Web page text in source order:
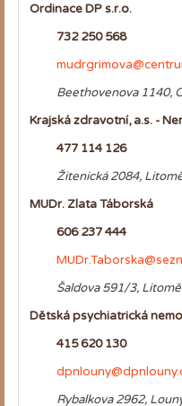
Ordinace DP s.r.o.
732 250 568
Beethovenova 1140,
Krajská zdravotní, a.s. -
477 114 126
Žitenická 2084,
MUDr. Zlata Táborská
606 237 444
Šaldova 591/3,
Dětská psychiatrická
415 620 130
Rybalkova 2962,